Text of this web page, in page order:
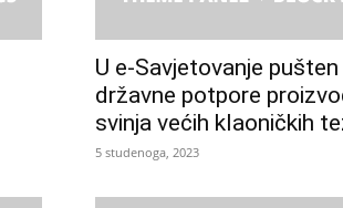
U e-Savjetovanje
državne potpore
svinja većih klaoničkih
5 studenoga, 2023